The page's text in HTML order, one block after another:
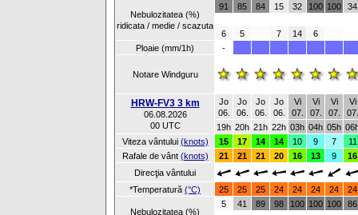
Nebulozitatea (%)
ridicata / medie / scazuta
91
6
85
5
84 15
7
32
14
100
6
100 34
Ploaie (mm/1h) -
Notare Windguru
HRW-FV3 3 km
06.08.2026
00 UTC
Jo
06.
Jo
06.
Jo
06.
Jo
06.
Vi
07.
Vi
07.
Vi
07.
Vi
07.
19h 20h 21h 22h 03h 04h 05h
Viteza vântului (knots) 15 17 14 14 10 9 7
11
Rafale de vânt (knots) 21 21 21 20 16 13 9
16
Direcţia vântului
*Temperatură (°C) 25 25 25 24 24 24 24 24
Nebulozitatea (%)
5 41 89 98 100 100 100 86